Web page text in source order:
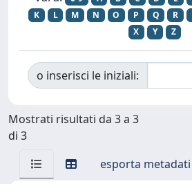
K
L M N O P Q R
X
Y Z
o inserisci le iniziali:
Mostrati risultati da 3 a 3
di 3
esporta metadati